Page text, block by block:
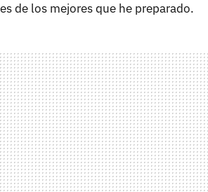
de los mejores que he preparado.